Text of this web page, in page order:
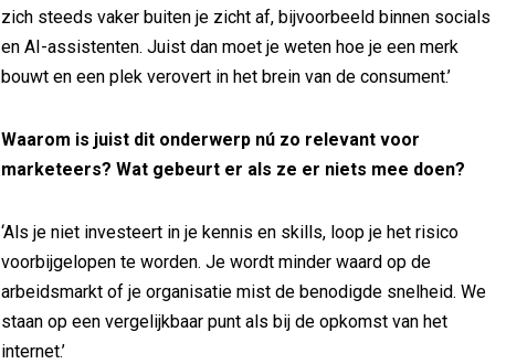
zich steeds vaker buiten je zicht af, bijvoorbeeld binnen socials
en AI-assistenten. Juist dan moet je weten hoe je een merk
bouwt en een plek verovert in het brein van de consument.’
Waarom is juist dit onderwerp nú zo relevant voor
marketeers? Wat gebeurt er als ze er niets mee doen?
‘Als je niet investeert in je kennis en skills, loop je het risico
voorbijgelopen te worden. Je wordt minder waard op de
arbeidsmarkt of je organisatie mist de benodigde snelheid. We
staan op een vergelijkbaar punt als bij de opkomst van het
internet.’